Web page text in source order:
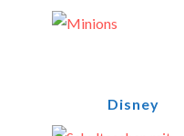
Disney